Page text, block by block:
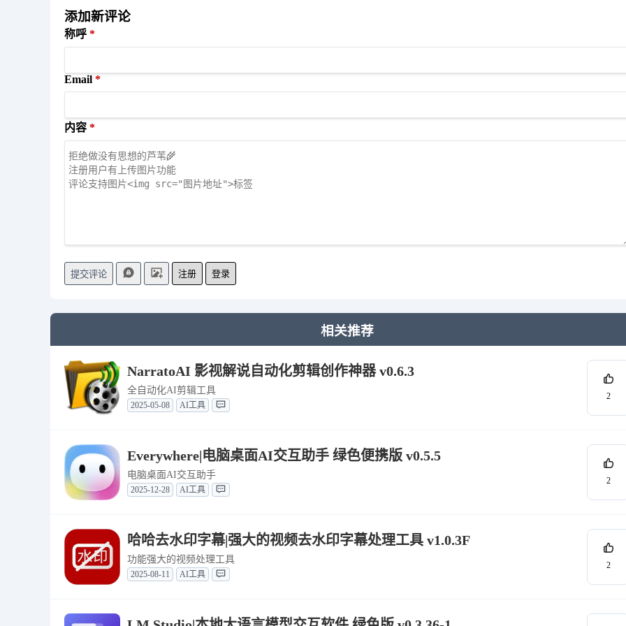
添加新评论
称呼
Email
内容
提交评论 注册 登录
相关推荐
NarratoAI 影视解说自动化剪辑创作神器 v0.6.3
全自动化AI剪辑工具
2025-05-08 AI工具
2
Everywhere|电脑桌面AI交互助手 绿色便携版 v0.5.5
电脑桌面AI交互助手
2025-12-28 AI工具
2
哈哈去水印字幕|强大的视频去水印字幕处理工具 v1.0.3F
功能强大的视频处理工具
2025-08-11 AI工具
2